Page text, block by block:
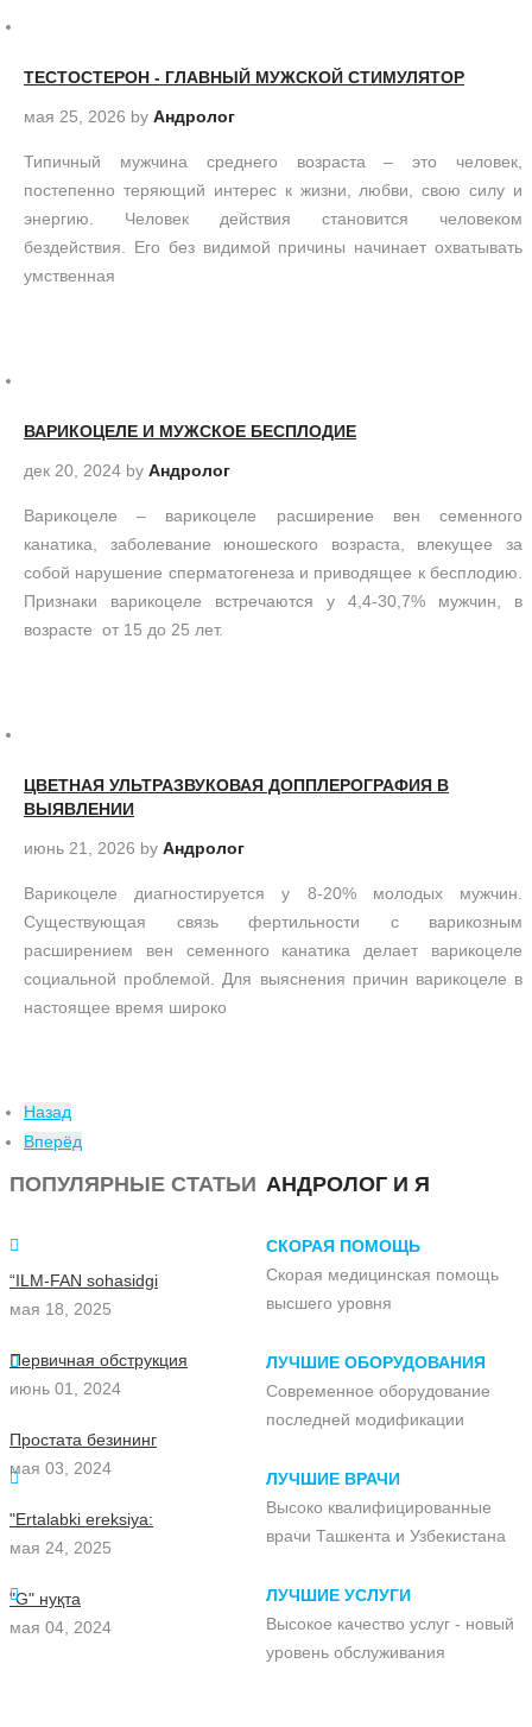
ТЕСТОСТЕРОН - ГЛАВНЫЙ МУЖСКОЙ СТИМУЛЯТОР
мая 25, 2026 by Андролог
Типичный мужчина среднего возраста – это человек,
постепенно теряющий интерес к жизни, любви, свою силу и
энергию. Человек действия становится человеком
бездействия. Его без видимой причины начинает охватывать
умственная
ВАРИКОЦЕЛЕ И МУЖСКОЕ БЕСПЛОДИЕ
дек 20, 2024 by Андролог
Варикоцеле – варикоцеле расширение вен семенного
канатика, заболевание юношеского возраста, влекущее за
собой нарушение сперматогенеза и приводящее к бесплодию.
Признаки варикоцеле встречаются у 4,4-30,7% мужчин, в
возрасте от 15 до 25 лет.
ЦВЕТНАЯ УЛЬТРАЗВУКОВАЯ ДОППЛЕРОГРАФИЯ В
ВЫЯВЛЕНИИ
июнь 21, 2026 by Андролог
Варикоцеле диагностируется у 8-20% молодых мужчин.
Существующая связь фертильности с варикозным
расширением вен семенного канатика делает варикоцеле
социальной проблемой. Для выяснения причин варикоцеле в
настоящее время широко
Назад
Вперёд
ПОПУЛЯРНЫЕ СТАТЬИ
“ILM-FAN sohasidgi
мая 18, 2025
Первичная обструкция
июнь 01, 2024
Простата безининг
мая 03, 2024
"Ertalabki ereksiya:
мая 24, 2025
"G" нуқта
мая 04, 2024
АНДРОЛОГ И Я
СКОРАЯ ПОМОЩЬ
Скорая медицинская помощь
высшего уровня
ЛУЧШИЕ ОБОРУДОВАНИЯ
Современное оборудование
последней модификации
ЛУЧШИЕ ВРАЧИ
Высоко квалифицированные
врачи Ташкента и Узбекистана
ЛУЧШИЕ УСЛУГИ
Высокое качество услуг - новый
уровень обслуживания